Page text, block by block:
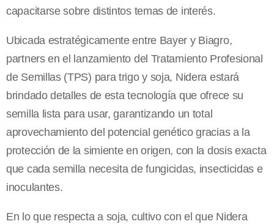
capacitarse sobre distintos temas de interés.
Ubicada estratégicamente entre Bayer y Biagro,
partners en el lanzamiento del Tratamiento Profesional
de Semillas (TPS) para trigo y soja, Nidera estará
brindado detalles de esta tecnología que ofrece su
semilla lista para usar, garantizando un total
aprovechamiento del potencial genético gracias a la
protección de la simiente en origen, con la dosis exacta
que cada semilla necesita de fungicidas, insecticidas e
inoculantes.
En lo que respecta a soja, cultivo con el que Nidera